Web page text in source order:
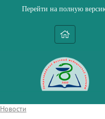
Перейти на полную
Новости